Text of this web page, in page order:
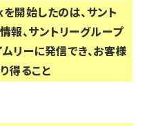
始したのは、サント
報、サントリーグループ
リーに発信でき、お客様
得ること